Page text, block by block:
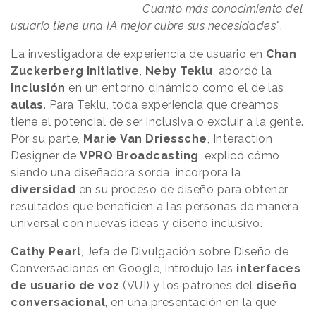
Cuanto más conocimiento del
usuario tiene una IA mejor cubre sus necesidades".
La investigadora de experiencia de usuario en Chan
Zuckerberg Initiative, Neby Teklu, abordó la
inclusión en un entorno dinámico como el de las
aulas. Para Teklu, toda experiencia que creamos
tiene el potencial de ser inclusiva o excluir a la gente.
Por su parte, Marie Van Driessche, Interaction
Designer de VPRO Broadcasting, explicó cómo,
siendo una diseñadora sorda, incorpora la
diversidad en su proceso de diseño para obtener
resultados que beneficien a las personas de manera
universal con nuevas ideas y diseño inclusivo.
Cathy Pearl, Jefa de Divulgación sobre Diseño de
Conversaciones en Google, introdujo las interfaces
de usuario de voz (VUI) y los patrones del diseño
conversacional, en una presentación en la que